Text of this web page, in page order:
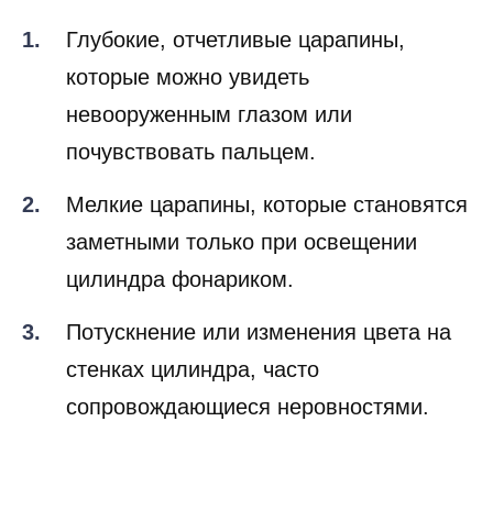
Глубокие, отчетливые царапины,
которые можно увидеть
невооруженным глазом или
почувствовать пальцем.
Мелкие царапины, которые становятся
заметными только при освещении
цилиндра фонариком.
Потускнение или изменения цвета на
стенках цилиндра, часто
сопровождающиеся неровностями.